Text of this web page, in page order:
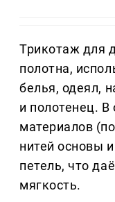
Трикотаж для
полотна,
белья, одеял,
и полотенец. В
материалов
нитей основы
петель, что
мягкость.